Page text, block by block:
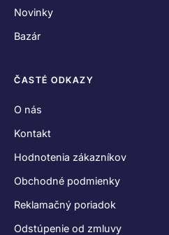
Novinky
Bazár
ČASTÉ ODKAZY
O nás
Kontakt
Hodnotenia zákazníkov
Obchodné podmienky
Reklamačný poriadok
Odstúpenie od zmluvy